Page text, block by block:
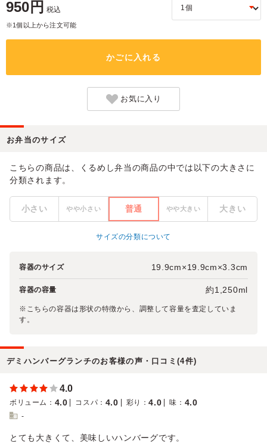
950円 税込
※1個以上から注文可能
かごに入れる
お気に入り
お弁当のサイズ
こちらの商品は、くるめし弁当の商品の中では以下の大きさに
分類されます。
小さい やや小さい 普通 やや大きい 大きい
サイズの分類について
容器のサイズ 19.9cm×19.9cm×3.3cm
容器の容量 約1,250ml
※こちらの容器は形状の特徴から、調整して容量を査定していま
す。
デミハンバーグランチのお客様の声・口コミ(4件)
4.0
ボリューム ： 4.0 コスパ ： 4.0 彩り ：4.0 味 ： 4.0
-
とても大きくて、美味しいハンバーグです。